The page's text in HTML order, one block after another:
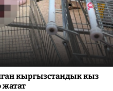
кыргызстандык кыз